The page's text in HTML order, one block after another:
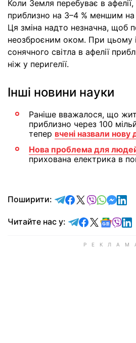
Коли Земля перебуває в
приблизно на 3–4 % меншим на
Ця зміна надто незначна, щоб
неозброєним оком. При цьому
сонячного світла в афелії
ніж у перигелії.
Інші новини науки
Раніше вважалося, що
приблизно через 100
тепер вчені назвали нову
Нова проблема для
прихована електрика в
Поширити: відправити у
поділитись у
поділитись у
Читайте нас у: Читайте у
Читайте у
Читайте